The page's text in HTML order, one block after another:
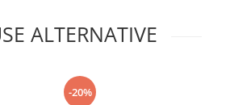
ALTERNATIVE
-20%